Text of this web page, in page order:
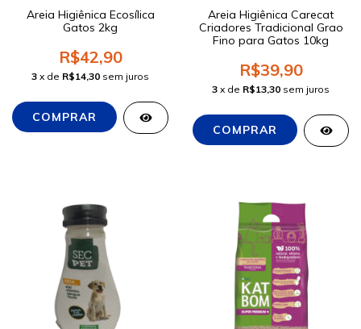
Areia Higiênica Ecosílica
Gatos 2kg
R$42,90
3 x de R$14,30 sem juros
Areia Higiênica Carecat
Criadores Tradicional Grao
Fino para Gatos 10kg
R$39,90
3 x de R$13,30 sem juros